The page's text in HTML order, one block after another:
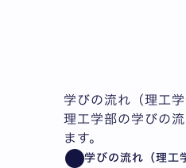
学びの流れ（理工学
理工学部の学びの
ます。
学びの流れ（理工